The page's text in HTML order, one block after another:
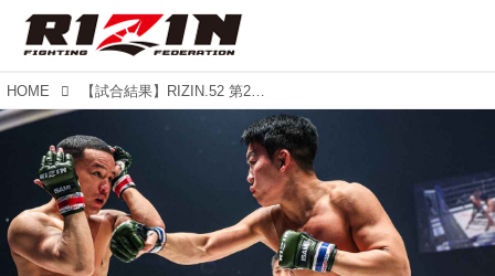
HOME 【試合結果】RIZIN.52 第2試合／新井丈 vs. イ・ジョンヒョン